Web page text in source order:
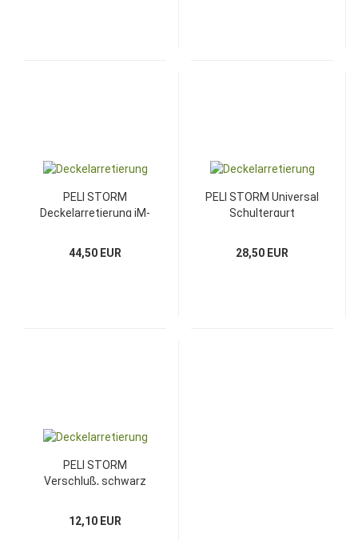
PELI STORM
Deckelarretierung iM-
44,50 EUR
PELI STORM Universal
Schultergurt
28,50 EUR
PELI STORM
Verschluß, schwarz
12,10 EUR